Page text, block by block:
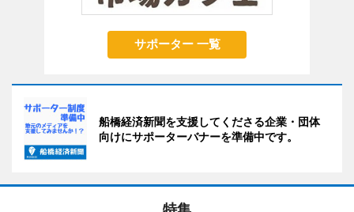
サポーター 一覧
船橋経済新聞を支援してくださる企業・団体
向けにサポーターバナーを準備中です。